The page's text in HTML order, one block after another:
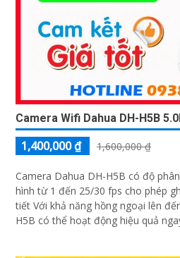
Camera Wifi Dahua DH-H5B
1,400,000 ₫ 1,600,000 ₫
Camera Dahua DH-H5B có độ
hình từ 1 đến 25/30 fps cho phép
tiết Với khả năng hồng ngoại lên
H5B có thể hoạt động hiệu quả